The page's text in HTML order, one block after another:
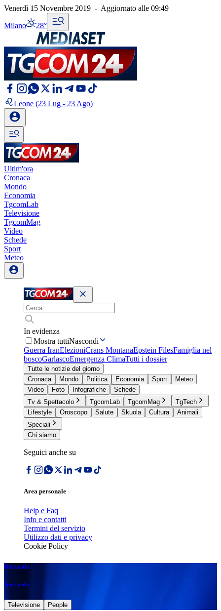
Venerdì 15 Novembre 2019 - Aggiornato alle 09:49
Milano 28°
Leone (23 Lug - 23 Ago)
Ultim'ora
Cronaca
Mondo
Economia
TgcomLab
Televisione
TgcomMag
Video
Schede
Sport
Meteo
In evidenza
Mostra tuttiNascondi
Guerra IranElezioniCrans MontanaEpstein FilesFamiglia nel
boscoGarlascoEmergenza ClimaTutti i dossier
Tutte le notizie del giorno
Cronaca
Mondo Politica Economia Sport
Meteo
Video
Foto Infografiche
Schede
Tv & Spettacolo
TgcomLab TgcomMag
TgTech
Lifestyle
Oroscopo Salute Skuola Cultura
Animali
Speciali
Chi siamo
Seguici anche su
Area personale
Help e Faq
Info e contatti
Termini del servizio
Utilizzo dati e privacy
Cookie Policy
Spettacolo
Spettacolo
Televisione People